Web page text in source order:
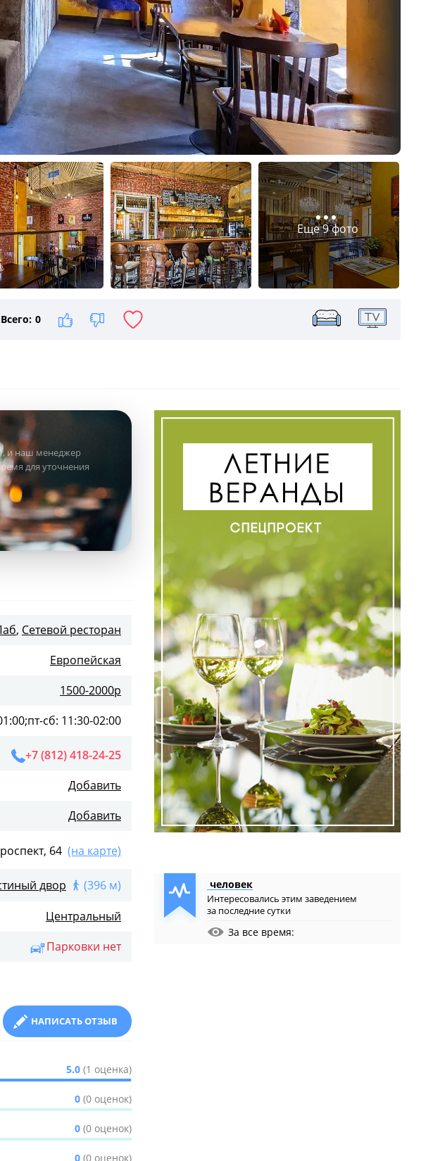
Еще 9 фото
Всего: 0
и наш менеджер
для уточнения
, Сетевой ресторан
Европейская
1500-2000р
сб: 11:30-02:00
+7 (812) 418-24-25
Добавить
Добавить
64 (на карте)
двор
(396 м)
Центральный
Парковки нет
НАПИСАТЬ ОТЗЫВ
5.0 (1 оценка)
0 (0 оценок)
0 (0 оценок)
0 (0 оценок)
человек
Интересовались этим заведением
за последние сутки
За все время: